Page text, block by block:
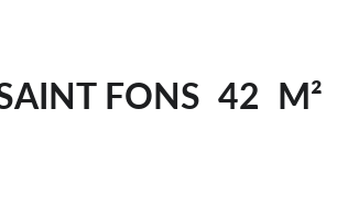
FONS  42  M²